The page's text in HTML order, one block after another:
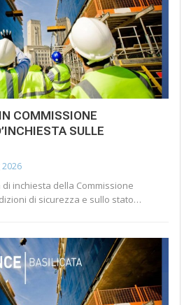
COMMISSIONE
SULLE
2026
di inchiesta della Commissione
di sicurezza e sullo stato…